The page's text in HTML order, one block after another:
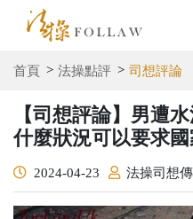
首頁 法操點評 司想評論
【司想評論】男遭
什麼狀況可以要求國
2024-04-23 法操司想